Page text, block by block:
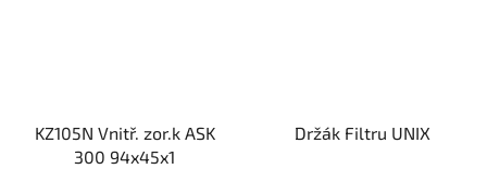
KZ105N Vnitř. zor.k ASK
300 94x45x1
Držák Filtru UNIX